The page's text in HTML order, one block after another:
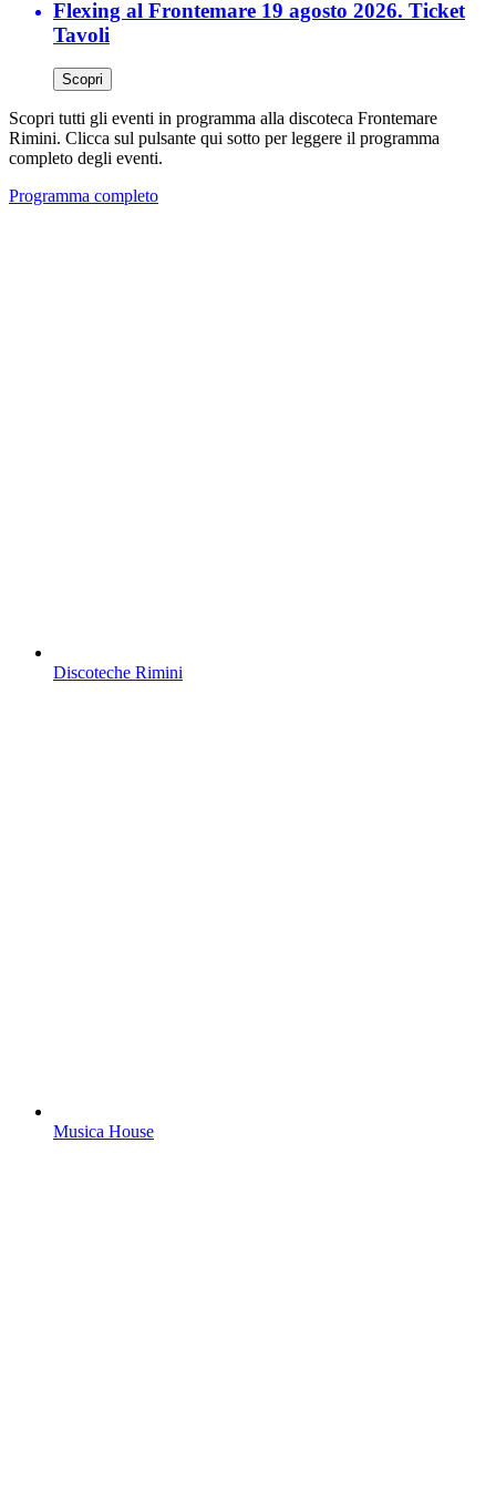
Flexing al Frontemare 19 agosto 2026. Ticket
Tavoli
Scopri
Scopri tutti gli eventi in programma alla discoteca Frontemare
Rimini. Clicca sul pulsante qui sotto per leggere il programma
completo degli eventi.
Programma completo
Discoteche Rimini
Musica House